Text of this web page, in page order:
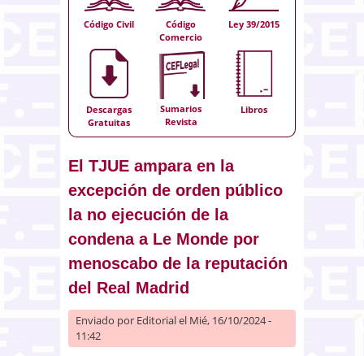
Código Civil
Código
Comercio
Ley 39/2015
Descargas
Gratuitas
Sumarios
Revista
Libros
El TJUE ampara en la
excepción de orden público
la no ejecución de la
condena a Le Monde por
menoscabo de la reputación
del Real Madrid
Enviado por Editorialel Mié, 16/10/2024 -
11:42